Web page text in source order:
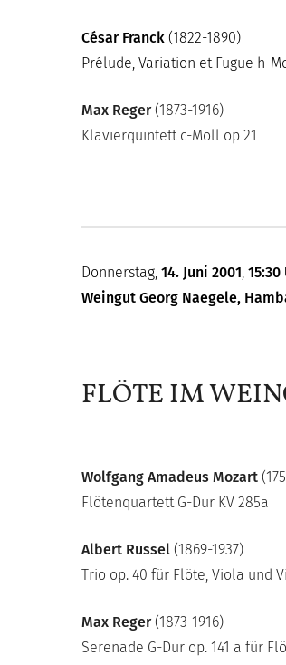
César Franck (1822-1890)
Prélude, Variation et Fugue h-
Max Reger(1873-1916)
Klavierquintett c-Moll op 21
Donnerstag, 14. Juni 2001, 15:30
Weingut Georg Naegele,
FLÖTE IM
Wolfgang Amadeus Mozart
Flötenquartett G-Dur KV 285a
Albert Russel (1869-1937)
Trio op. 40 für Flöte, Viola und
Max Reger(1873-1916)
Serenade G-Dur op. 141 a für